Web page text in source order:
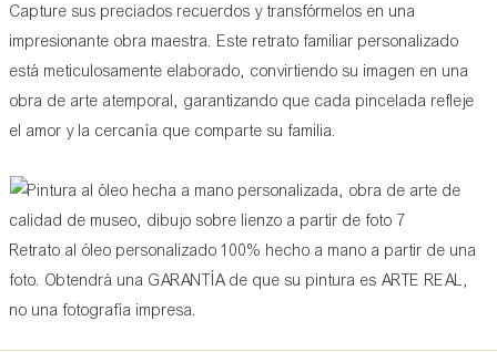
Capture sus preciados recuerdos y transfórmelos en una
impresionante obra maestra. Este retrato familiar personalizado
está meticulosamente elaborado, convirtiendo su imagen en una
obra de arte atemporal, garantizando que cada pincelada refleje
el amor y la cercanía que comparte su familia.
Retrato al óleo personalizado 100% hecho a mano a partir de una
foto. Obtendrá una GARANTÍA de que su pintura es ARTE REAL,
no una fotografía impresa.